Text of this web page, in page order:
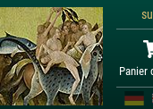
Panier